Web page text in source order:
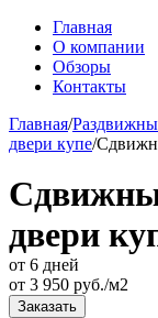
Главная
О компании
Обзоры
Контакты
Главная/
двери купе/
двери
от 6 дней
от 3 950 руб./м2
Заказать